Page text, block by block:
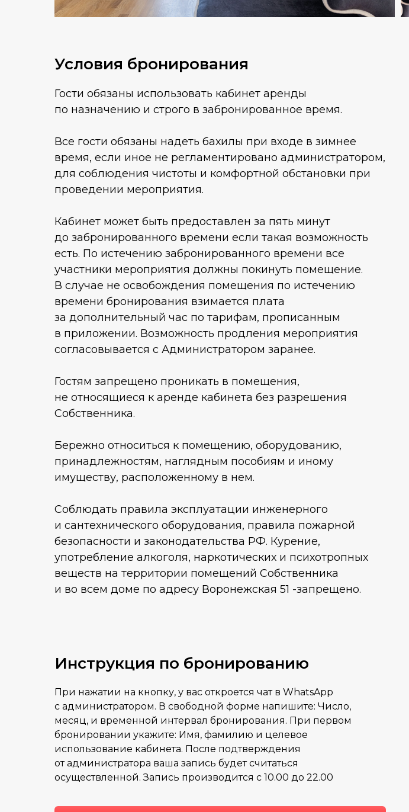
Условия бронирования
Гости обязаны использовать кабинет аренды
по назначению и строго в забронированное время.
Все гости обязаны надеть бахилы при входе в зимнее
время, если иное не регламентировано администратором,
для соблюдения чистоты и комфортной обстановки при
проведении мероприятия.
Кабинет может быть предоставлен за пять минут
до забронированного времени если такая возможность
есть. По истечению забронированного времени все
участники мероприятия должны покинуть помещение.
В случае не освобождения помещения по истечению
времени бронирования взимается плата
за дополнительный час по тарифам, прописанным
в приложении. Возможность продления мероприятия
согласовывается с Администратором заранее.
Гостям запрещено проникать в помещения,
не относящиеся к аренде кабинета без разрешения
Собственника.
Бережно относиться к помещению, оборудованию,
принадлежностям, наглядным пособиям и иному
имуществу, расположенному в нем.
Соблюдать правила эксплуатации инженерного
и сантехнического оборудования, правила пожарной
безопасности и законодательства РФ. Курение,
употребление алкоголя, наркотических и психотропных
веществ на территории помещений Собственника
и во всем доме по адресу Воронежская 51 -запрещено.
Инструкция по бронированию
При нажатии на кнопку, у вас откроется чат в WhatsApp
с администратором. В свободной форме напишите: Число,
месяц, и временной интервал бронирования. При первом
бронировании укажите: Имя, фамилию и целевое
использование кабинета. После подтверждения
от администратора ваша запись будет считаться
осуществленной. Запись производится с 10.00 до 22.00